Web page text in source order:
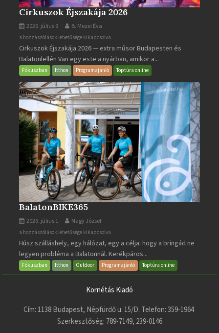
Cirkuszok Éjszakája 2026
2026. július 9. B. Mezei Éva
Cirkuszok
Éjszakája
2026
bejegyzéshez
a hozzászólások lehetősége kikapcsolva
Cirkuszok Éjszakája 2026 — extra műsor Budapesten és
Balatonlellén Van egy este a nyárban, amikor a...
Fókuszban Itthon Programajánló Toptúra online
BalatonBIKE365
2026. július 1. Nagy József
BalatonBIKE365
bejegyzéshez
a hozzászólások lehetősége kikapcsolva
Húsz szálláshely, egy hálózat, egy a célja: hogy a bringád ne
legyen probléma a Balatonnál. Kerékpáros...
Fókuszban Itthon Outdoor Programajánló Toptúra online
Kornétás Kiadó
Cím: 1138 Budapest, Népfürdő u. 15/D. Telefon: 359-1964
Szerkesztőség: 789-7149, 239-0146